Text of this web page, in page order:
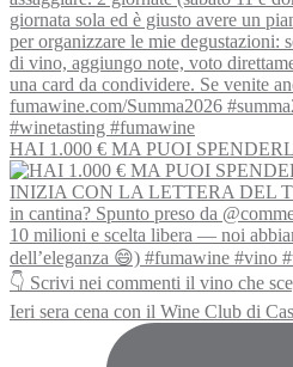
HAI 1.000 € MA PUOI
Ieri sera cena con il Wine Club di